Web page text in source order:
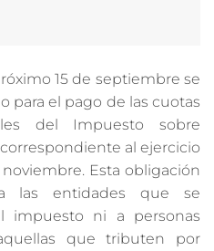
15 de septiembre se
para el pago de las cuotas
del Impuesto sobre
al ejercicio
Esta obligación
las entidades que se
impuesto ni a personas
que tributen por